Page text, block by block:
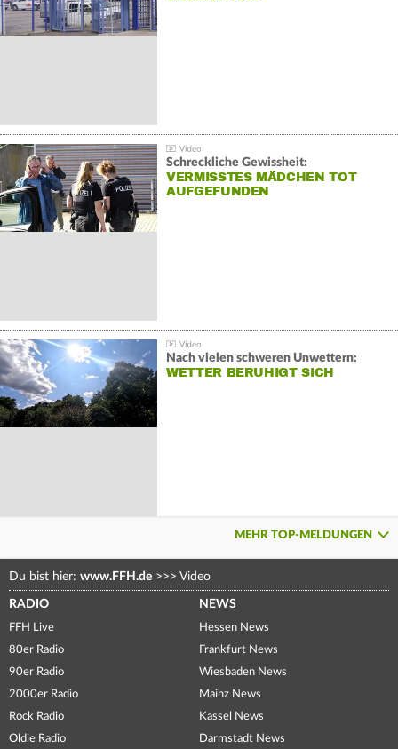
Schreckliche Gewissheit:
VERMISSTES MÄDCHEN TOT
AUFGEFUNDEN
Nach vielen schweren Unwettern:
WETTER BERUHIGT SICH
MEHR TOP-MELDUNGEN
Du bist hier: www.FFH.de >>> Video
RADIO
FFH Live
80er Radio
90er Radio
2000er Radio
Rock Radio
Oldie Radio
NEWS
Hessen News
Frankfurt News
Wiesbaden News
Mainz News
Kassel News
Darmstadt News